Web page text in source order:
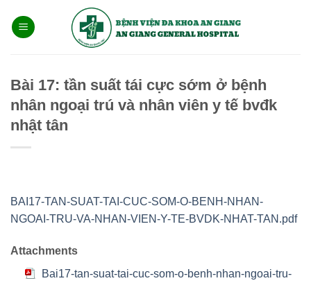
qua
Bài 17: tần suất tái cực sớm ở bệnh
nhân ngoại trú và nhân viên y tế bvđk
nhật tân
BAI17-TAN-SUAT-TAI-CUC-SOM-O-BENH-NHAN-
NGOAI-TRU-VA-NHAN-VIEN-Y-TE-BVDK-NHAT-TAN.pdf
Attachments
Bai17-tan-suat-tai-cuc-som-o-benh-nhan-ngoai-tru-